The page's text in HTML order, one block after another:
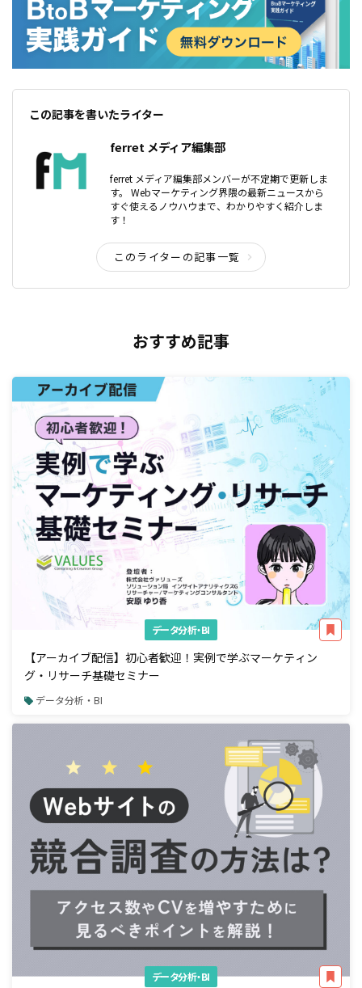
この記事を書いたライター
ferret メディア編集部
ferret メディア編集部メンバーが不定期で更新しま
す。 Webマーケティング界隈の最新ニュースから
すぐ使えるノウハウまで、わかりやすく紹介しま
す！
このライターの記事一覧
おすすめ記事
データ分析・BI
【アーカイブ配信】初心者歓迎！実例で学ぶマーケティン
グ・リサーチ基礎セミナー
データ分析・BI
データ分析・BI